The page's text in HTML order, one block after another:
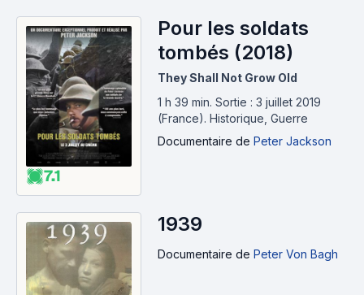
7.1
Pour les soldats
tombés (2018)
They Shall Not Grow Old
1 h 39 min. Sortie : 3 juillet 2019
(France). Historique, Guerre
Documentaire de Peter Jackson
1939
Documentaire de Peter Von Bagh